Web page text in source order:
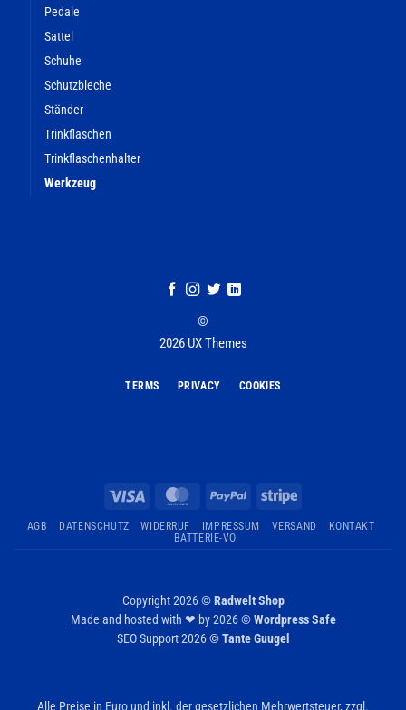
Pedale
Sattel
Schuhe
Schutzbleche
Ständer
Trinkflaschen
Trinkflaschenhalter
Werkzeug
©
2026 UX Themes
TERMS PRIVACY COOKIES
MasterCardPayPal Stripe
AGB DATENSCHUTZ WIDERRUF IMPRESSUM VERSAND
KONTAKT
BATTERIE-VO
Copyright 2026 ©Radwelt Shop
Made and hosted with ❤ by 2026 ©Wordpress Safe
SEO Support 2026 ©Tante Guugel
Alle Preise in Euro und inkl. der gesetzlichen Mehrwertsteuer, zzgl.